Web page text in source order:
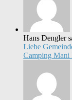
Hans Dengler
Liebe
Camping Mani